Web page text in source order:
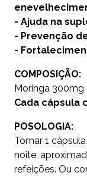
- Ajuda na
- Prevenção
-
COMPOSIÇÃO:
Moringa 300mg
Cada cápsula
POSOLOGIA:
Tomar 1
noite,
refeições. Ou